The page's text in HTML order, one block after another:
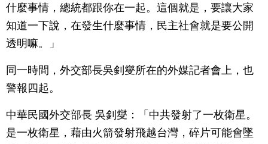
什麼事情，總統都跟你在一起。這個就是，要讓大家
知道一下說，在發生什麼事情，民主社會就是要公開
透明嘛。」
同一時間，外交部長吳釗燮所在的外媒記者會上，也
警報四起。
中華民國外交部長 吳釗燮：「中共發射了一枚衛星。
是一枚衛星，藉由火箭發射飛越台灣，碎片可能會墜